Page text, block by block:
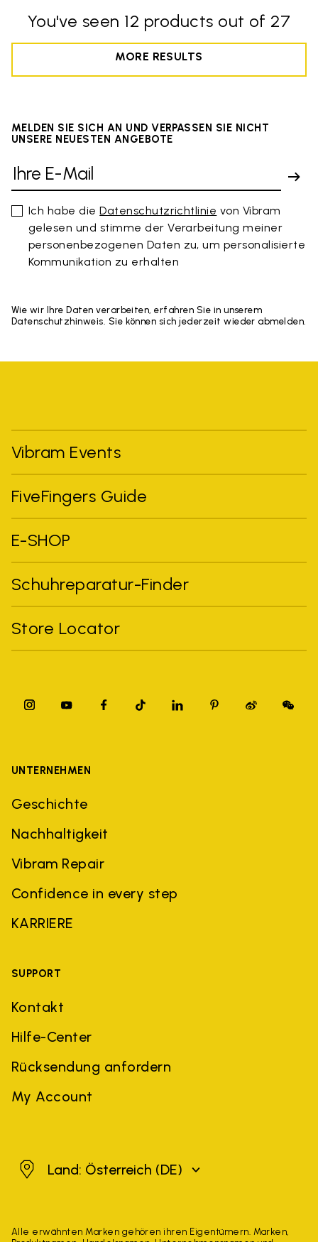
You've seen 12 products out of 27
MORE RESULTS
MELDEN SIE SICH AN UND VERPASSEN SIE NICHT
UNSERE NEUESTEN ANGEBOTE
Ich habe dieDatenschutzrichtlinie von Vibram
gelesen und stimme der Verarbeitung meiner
personenbezogenen Daten zu, um personalisierte
Kommunikation zu erhalten
Wie wir Ihre Daten verarbeiten, erfahren Sie in unserem
Datenschutzhinweis. Sie können sich jederzeit wieder abmelden.
Vibram Events
FiveFingers Guide
E-SHOP
Schuhreparatur-Finder
Store Locator
UNTERNEHMEN
Geschichte
Nachhaltigkeit
Vibram Repair
Confidence in every step
KARRIERE
SUPPORT
Kontakt
Hilfe-Center
Rücksendung anfordern
My Account
Österreich
Land: Österreich (DE)
Alle erwähnten Marken gehören ihren Eigentümern. Marken,